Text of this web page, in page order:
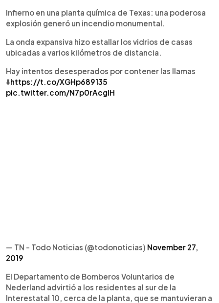
Infierno en una planta química de Texas: una poderosa
explosión generó un incendio monumental.
La onda expansiva hizo estallar los vidrios de casas
ubicadas a varios kilómetros de distancia.
Hay intentos desesperados por contener las llamas
⬇️https://t.co/XGHp689135
pic.twitter.com/N7p0rAcglH
— TN - Todo Noticias (@todonoticias) November 27,
2019
El Departamento de Bomberos Voluntarios de
Nederland advirtió a los residentes al sur de la
Interestatal 10, cerca de la planta, que se mantuvieran a